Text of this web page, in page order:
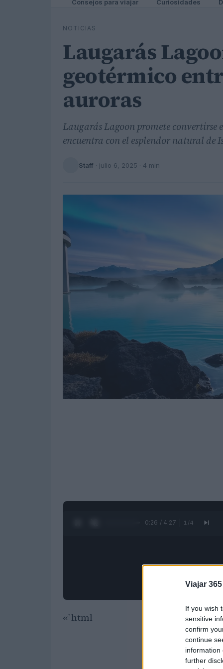
Viajar 365
If you wish
sensitive
confirm
continue
information
further
Consejos para viajar Curiosidades
NOTICIAS
Laugarás
geotérmico
auroras
Laugarás Lagoon promete convertirse
encuentra con el esplendor natural de
Staff · julio 6, 2025 · 4 min
0:28 / 4:27 1 /4
«`html